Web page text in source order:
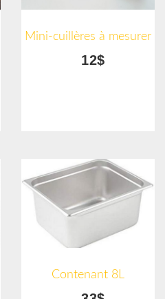
Mini-cuillères à mesurer
12$
Contenant 8L